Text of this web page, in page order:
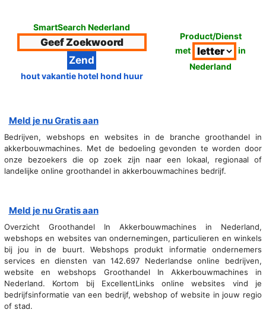
SmartSearch Nederland
hout vakantie hotel hond huur
Product/Dienst
met
in
Nederland
Meld je nu Gratis aan
Bedrijven, webshops en websites in de branche groothandel in
akkerbouwmachines. Met de bedoeling gevonden te worden door
onze bezoekers die op zoek zijn naar een lokaal, regionaal of
landelijke online groothandel in akkerbouwmachines bedrijf.
Meld je nu Gratis aan
Overzicht Groothandel In Akkerbouwmachines in Nederland,
webshops en websites van ondernemingen, particulieren en winkels
bij jou in de buurt. Webshops produkt informatie ondernemers
services en diensten van 142.697 Nederlandse online bedrijven,
website en webshops Groothandel In Akkerbouwmachines in
Nederland. Kortom bij ExcellentLinks online websites vind je
bedrijfsinformatie van een bedrijf, webshop of website in jouw regio
of stad.